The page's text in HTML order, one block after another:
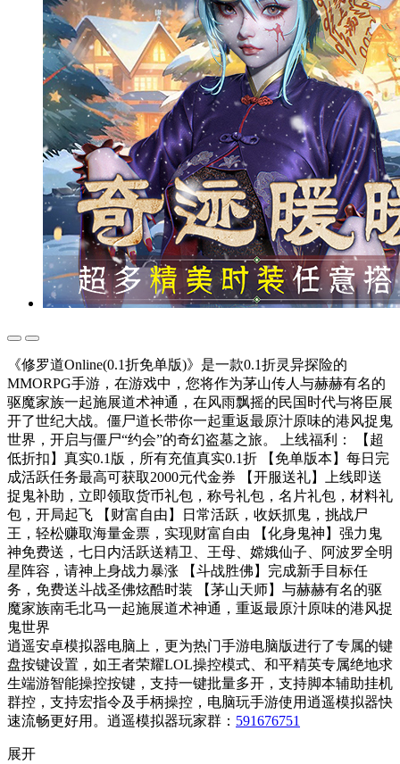
《修罗道Online(0.1折免单版)》是一款0.1折灵异探险的
MMORPG手游，在游戏中，您将作为茅山传人与赫赫有名的
驱魔家族一起施展道术神通，在风雨飘摇的民国时代与将臣展
开了世纪大战。僵尸道长带你一起重返最原汁原味的港风捉鬼
世界，开启与僵尸“约会”的奇幻盗墓之旅。 上线福利： 【超
低折扣】真实0.1版，所有充值真实0.1折 【免单版本】每日完
成活跃任务最高可获取2000元代金券 【开服送礼】上线即送
捉鬼补助，立即领取货币礼包，称号礼包，名片礼包，材料礼
包，开局起飞 【财富自由】日常活跃，收妖抓鬼，挑战尸
王，轻松赚取海量金票，实现财富自由 【化身鬼神】强力鬼
神免费送，七日内活跃送精卫、王母、嫦娥仙子、阿波罗全明
星阵容，请神上身战力暴涨 【斗战胜佛】完成新手目标任
务，免费送斗战圣佛炫酷时装 【茅山天师】与赫赫有名的驱
魔家族南毛北马一起施展道术神通，重返最原汁原味的港风捉
鬼世界
逍遥安卓模拟器电脑上，更为热门手游电脑版进行了专属的键
盘按键设置，如王者荣耀LOL操控模式、和平精英专属绝地求
生端游智能操控按键，支持一键批量多开，支持脚本辅助挂机
群控，支持宏指令及手柄操控，电脑玩手游使用逍遥模拟器快
速流畅更好用。逍遥模拟器玩家群： 591676751
展开